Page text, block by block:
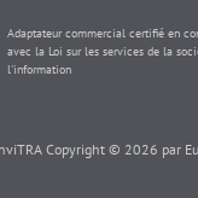
Adaptateur commercial certifié en
avec la Loi sur les services de la
l'information
Copyright © 2026 par